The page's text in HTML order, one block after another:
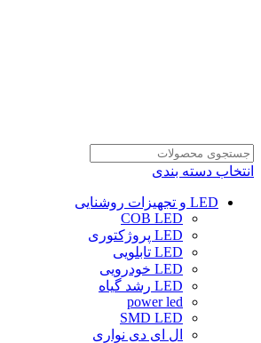
انتخاب دسته بندی
LED و تجهیزات روشنایی
COB LED
LED پروژکتوری
LED تابلویی
LED خودرویی
LED رشد گیاه
power led
SMD LED
ال ای دی نواری